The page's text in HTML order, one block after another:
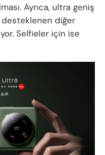
Ayrıca, ultra geniş
diğer
Selfieler için ise